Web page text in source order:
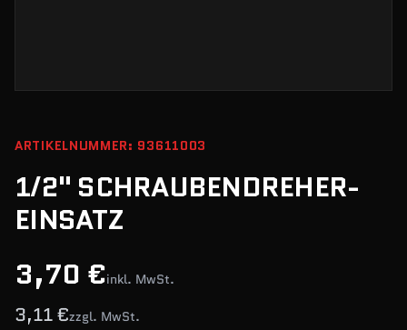
ARTIKELNUMMER: 93611003
1/2" SCHRAUBENDREHER-
EINSATZ
3,70 €inkl. MwSt.
3,11 €zzgl. MwSt.